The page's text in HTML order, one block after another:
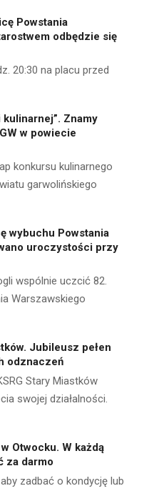
Powstania
odbędzie się
20:30 na placu przed
Znamy
w powiecie
konkursu kulinarnego
garwolińskiego
wybuchu Powstania
uroczystości przy
wspólnie uczcić 82.
Warszawskiego
Jubileusz pełen
odznaczeń
Stary Miastków
swojej działalności.
Otwocku. W każdą
za darmo
zadbać o kondycję lub